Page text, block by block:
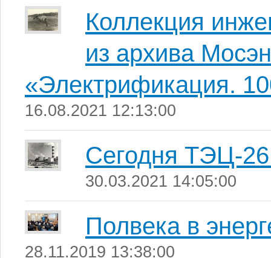
Коллекция
из архива
«Электрификация.
16.08.2021 12:13:00
Сегодня ТЭЦ-26
30.03.2021 14:05:00
Полвека в
28.11.2019 13:38:00